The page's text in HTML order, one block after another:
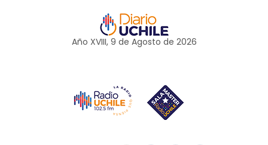
Año XVIII, 9 de Agosto de 2026